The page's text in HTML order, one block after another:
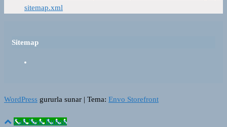
sitemap.xml
Sitemap
WordPress gururla sunar | Tema: Envo Storefront
Call Now Button